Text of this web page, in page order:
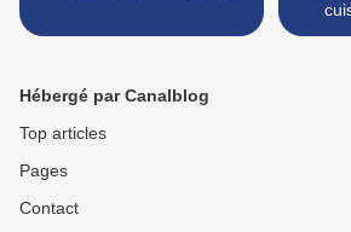
Hébergé par Canalblog
Top articles
Pages
Contact